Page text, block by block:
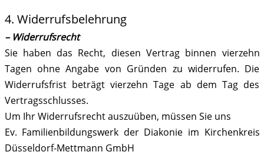
4. Widerrufsbelehrung
– Widerrufsrecht
Sie haben das Recht, diesen Vertrag binnen vierzehn
Tagen ohne Angabe von Gründen zu widerrufen. Die
Widerrufsfrist beträgt vierzehn Tage ab dem Tag des
Vertragsschlusses.
Um Ihr Widerrufsrecht auszuüben, müssen Sie uns
Ev. Familienbildungswerk der Diakonie im Kirchenkreis
Düsseldorf-Mettmann GmbH